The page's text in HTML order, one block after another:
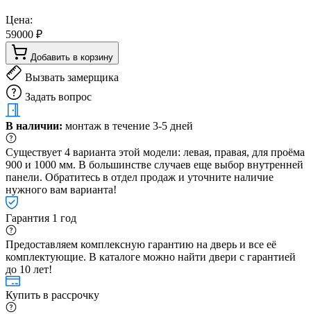
Цена:
59000 ₽
Добавить в корзину
Вызвать замерщика
Задать вопрос
В наличии: монтаж в течение 3-5 дней
Существует 4 варианта этой модели: левая, правая, для проёма
900 и 1000 мм. В большинстве случаев еще выбор внутренней
панели. Обратитесь в отдел продаж и уточните наличие
нужного вам варианта!
Гарантия 1 год
Предоставляем комплексную гарантию на дверь и все её
комплектующие. В каталоге можно найти двери с гарантией
до 10 лет!
Купить в рассрочку